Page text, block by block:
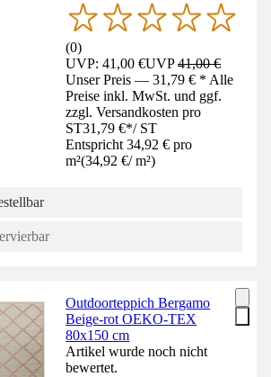
(0)
UVP: 41,00 €UVP41,00 €
Unser Preis — 31,79 € * Alle
Preise inkl. MwSt. und ggf.
zzgl. Versandkosten pro
ST31,79 €*/ ST
Entspricht 34,92 € pro
m²(34,92 €/ m²)
Outdoorteppich Bergamo
Beige-rot OEKO-TEX
80x150 cm
Artikel wurde noch nicht
bewertet.